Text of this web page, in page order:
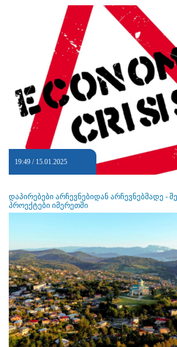
19:49 / 15.01.2025
დაპირებები არჩევნებიდან არჩევნებმადე -
პროექტები იმერეთში